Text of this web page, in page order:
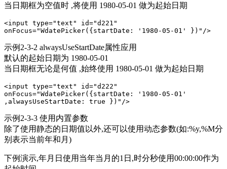
当日期框为空值时 ,将使用 1980-05-01 做为起始日期
<input type="text" id="d221"
onFocus="WdatePicker({startDate: '1980-05-01' })"/>
示例2-3-2 alwaysUseStartDate属性应用
默认的起始日期为 1980-05-01
当日期框无论是何值 ,始终使用 1980-05-01 做为起始日期
<input type="text" id="d222"
onFocus="WdatePicker({startDate: '1980-05-01'
,alwaysUseStartDate: true })"/>
示例2-3-3 使用内置参数
除了使用静态的日期值以外,还可以使用动态参数(如:%y,%M分
别表示当前年和月)
下例演示,年月日使用当年当月的1日,时分秒使用00:00:00作为